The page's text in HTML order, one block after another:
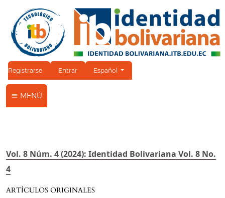
Registrarse Entrar Cambiar el idioma. El idioma actual es:
Español
MENÚ
Vol. 8 Núm. 4 (2024): Identidad Bolivariana Vol. 8 No.
4
ARTÍCULOS ORIGINALES